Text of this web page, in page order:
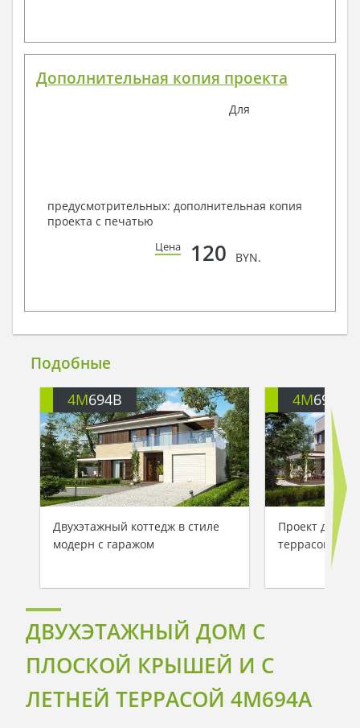
Дополнительная копия проекта
Для
предусмотрительных: дополнительная копия
проекта с печатью
Цена 120 BYN.
Подобные
4M694B
Двухэтажный коттедж в стиле
модерн с гаражом
4M694
Проект дома
террасой над
ДВУХЭТАЖНЫЙ ДОМ С
ПЛОСКОЙ КРЫШЕЙ И С
ЛЕТНЕЙ ТЕРРАСОЙ 4M694A